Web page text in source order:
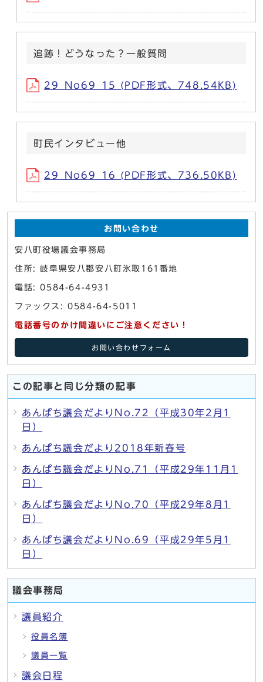
追跡！どうなった？一般質問
29_No69_15 (PDF形式、748.54KB)
町民インタビュー他
29_No69_16 (PDF形式、736.50KB)
お問い合わせ
安八町役場議会事務局
住所: 岐阜県安八郡安八町氷取161番地
電話: 0584-64-4931
ファックス: 0584-64-5011
電話番号のかけ間違いにご注意ください！
お問い合わせフォーム
この記事と同じ分類の記事
あんぱち議会だよりNo.72（平成30年2月1
日）
あんぱち議会だより2018年新春号
あんぱち議会だよりNo.71（平成29年11月1
日）
あんぱち議会だよりNo.70（平成29年8月1
日）
あんぱち議会だよりNo.69（平成29年5月1
日）
議会事務局
議員紹介
役員名簿
議員一覧
議会日程